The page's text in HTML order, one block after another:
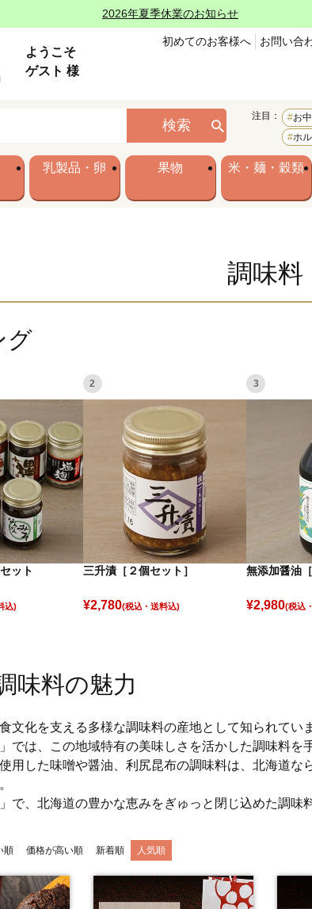
2026年夏季休業のお知らせ
ようこそ
ゲスト 様
初めてのお客様へ お問い合
検索
注目： お
ホ
乳製品・卵 果物 米・麺・穀類
調味料
グ
ット
2
三升漬［２個セット］
¥2,780(税込)
3
無添加醤油
¥2,980(税込)
味料の魅力
文化を支える多様な調味料の産地として知られてい
では、この地域特有の美味しさを活かした調味料を
用した味噌や醤油、利尻昆布の調味料は、北海道
で、北海道の豊かな恵みをぎゅっと閉じ込めた調味
順 価格が高い順 新着順 人気順